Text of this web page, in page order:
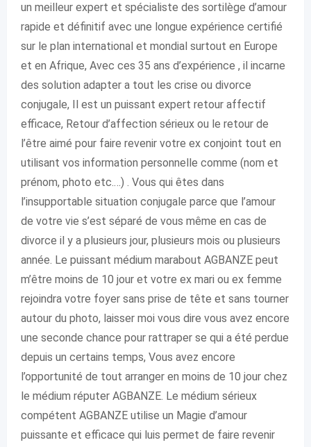
un meilleur expert et spécialiste des sortilège d’amour
rapide et définitif avec une longue expérience certifié
sur le plan international et mondial surtout en Europe
et en Afrique, Avec ces 35 ans d’expérience , il incarne
des solution adapter a tout les crise ou divorce
conjugale, Il est un puissant expert retour affectif
efficace, Retour d’affection sérieux ou le retour de
l’être aimé pour faire revenir votre ex conjoint tout en
utilisant vos information personnelle comme (nom et
prénom, photo etc.…) . Vous qui êtes dans
l’insupportable situation conjugale parce que l’amour
de votre vie s’est séparé de vous même en cas de
divorce il y a plusieurs jour, plusieurs mois ou plusieurs
année. Le puissant médium marabout AGBANZE peut
m’être moins de 10 jour et votre ex mari ou ex femme
rejoindra votre foyer sans prise de tête et sans tourner
autour du photo, laisser moi vous dire vous avez encore
une seconde chance pour rattraper se qui a été perdue
depuis un certains temps, Vous avez encore
l’opportunité de tout arranger en moins de 10 jour chez
le médium réputer AGBANZE. Le médium sérieux
compétent AGBANZE utilise un Magie d’amour
puissante et efficace qui luis permet de faire revenir